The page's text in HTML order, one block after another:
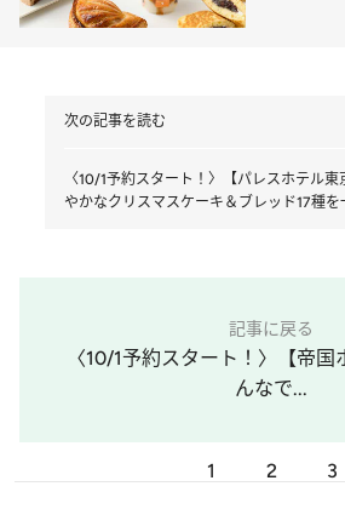
次の記事を読む
〈10/1予約スタート！〉【パレスホテル
やかなクリスマスケーキ＆ブレッド17種を
記事に戻る
〈10/1予約スタート！〉【帝
んなで...
1 2 3